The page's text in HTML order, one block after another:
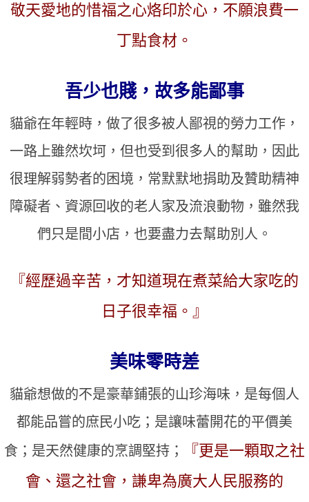
敬天愛地的惜福之心烙印於心，不願浪費一
丁點食材。
吾少也賤，故多能鄙事
貓爺在年輕時，做了很多被人鄙視的勞力工作，
一路上雖然坎坷，但也受到很多人的幫助，因此
很理解弱勢者的困境，常默默地捐助及贊助精神
障礙者、資源回收的老人家及流浪動物，雖然我
們只是間小店，也要盡力去幫助別人。
『經歷過辛苦，才知道現在煮菜給大家吃的
日子很幸福。』
美味零時差
貓爺想做的不是豪華鋪張的山珍海味，是每個人
都能品嘗的庶民小吃；是讓味蕾開花的平價美
食；是天然健康的烹調堅持；
『更是一顆取之社
會、還之社會，謙卑為廣大人民服務的